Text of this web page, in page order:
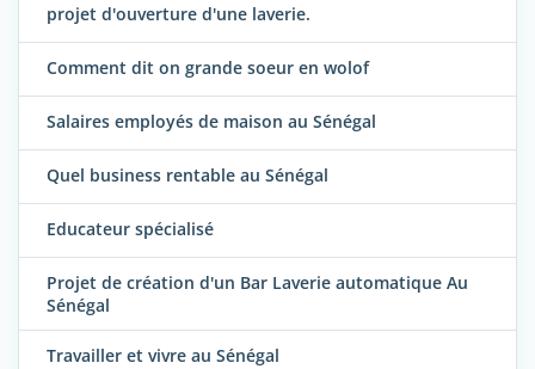
projet d'ouverture d'une laverie.
Comment dit on grande soeur en wolof
Salaires employés de maison au Sénégal
Quel business rentable au Sénégal
Educateur spécialisé
Projet de création d'un Bar Laverie automatique Au
Sénégal
Travailler et vivre au Sénégal